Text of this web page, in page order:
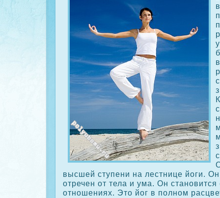
высшей ступени на лестнице йоги.
отречен от тела и ума. Он
отношениях. Это йог в полном